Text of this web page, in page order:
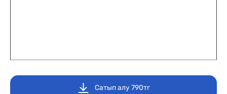
Сатып алу 790тг